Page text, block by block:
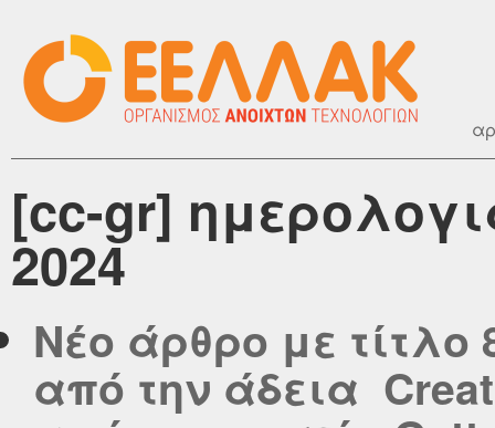
[cc-gr]
2024
Νέο άρθρο με
από την άδεια